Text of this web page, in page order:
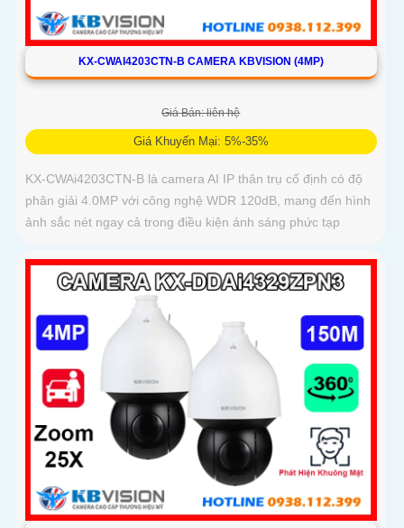
KX-CWAI4203CTN-B CAMERA KBVISION (4MP)
Giá Bán: liên hệ
Giá Khuyến Mại: 5%-35%
KX-CWAi4203CTN-B là camera AI IP thân trụ cố định có độ
phân giải 4.0MP với công nghệ WDR 120dB, mang đến hình
ảnh sắc nét ngay cả trong điều kiện ánh sáng phức tạp